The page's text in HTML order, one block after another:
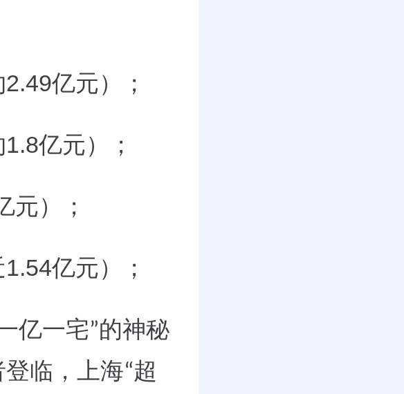
2.49亿元）；
1.8亿元）；
元）；
1.54亿元）；
亿一宅”的神秘
临，上海“超